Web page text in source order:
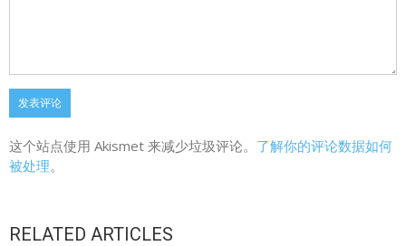
这个站点使用 Akismet 来减少垃圾评论。 了解你的评论数据如何
被处理。
RELATED ARTICLES